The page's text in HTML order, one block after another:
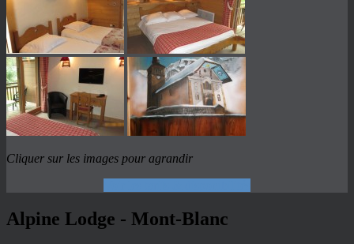
Cliquer sur les images pour agrandir
Alpine Lodge - Mont-Blanc